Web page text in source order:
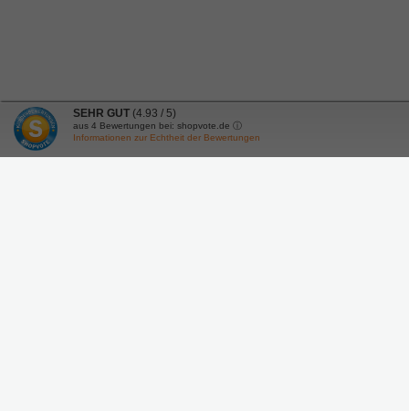
SEHR GUT (4.93 / 5)
aus 4 Bewertungen bei: shopvote.de ⓘ
Informationen zur Echtheit der Bewertungen